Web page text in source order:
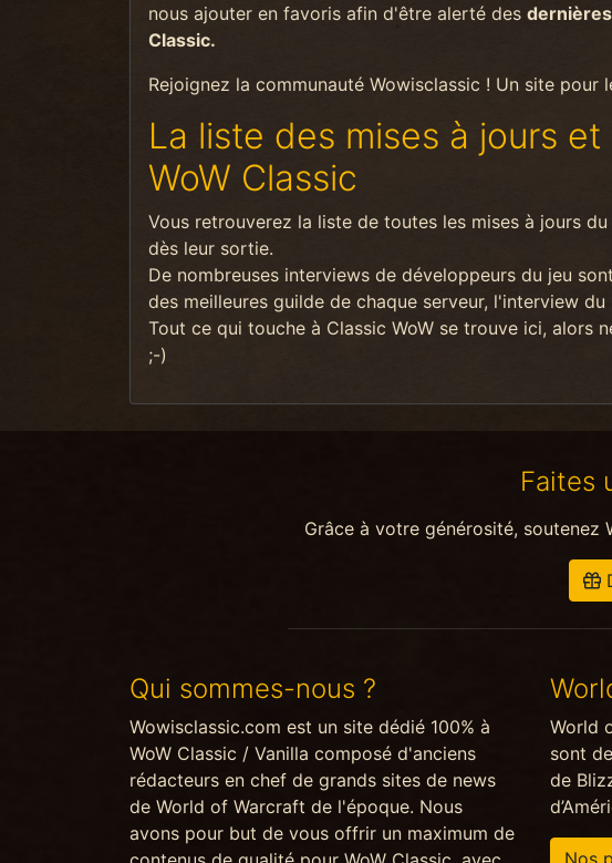
nous ajouter en favoris afin d'être alerté des
Classic.
Rejoignez la communauté Wowisclassic ! Un site pour
La liste des mises à jours
WoW Classic
Vous retrouverez la liste de toutes les mises à jours
dès leur sortie.
De nombreuses interviews de développeurs du jeu
des meilleures guilde de chaque serveur, l'interview du
Tout ce qui touche à Classic WoW se trouve ici, alors
;-)
Faites
Grâce à votre générosité, soutenez
Qui sommes-nous ?
Wowisclassic.com est un site dédié 100% à
WoW Classic / Vanilla composé d'anciens
rédacteurs en chef de grands sites de news
de World of Warcraft de l'époque. Nous
avons pour but de vous offrir un maximum de
World
sont
de